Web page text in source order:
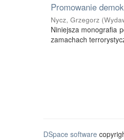
Promowanie
Nycz, Grzegorz (
Niniejsza monografia
zamachach
DSpace software